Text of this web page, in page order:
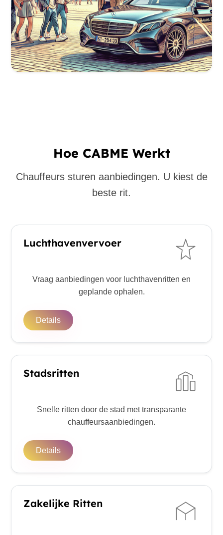
Hoe CABME Werkt
Chauffeurs sturen aanbiedingen. U kiest de
beste rit.
Luchthavenvervoer
Vraag aanbiedingen voor luchthavenritten en
geplande ophalen.
Details
Stadsritten
Snelle ritten door de stad met transparante
chauffeursaanbiedingen.
Details
Zakelijke Ritten